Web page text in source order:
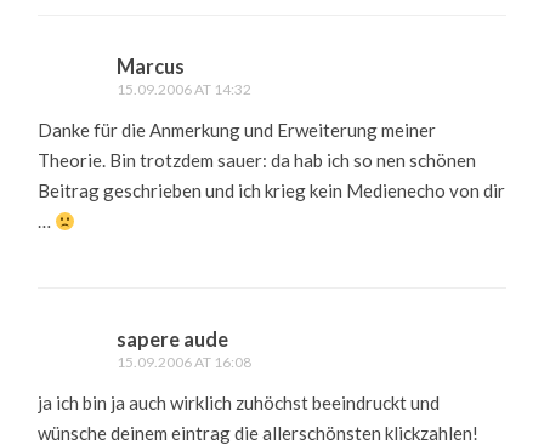
Marcus
15.09.2006 AT 14:32
Danke für die Anmerkung und Erweiterung meiner
Theorie. Bin trotzdem sauer: da hab ich so nen schönen
Beitrag geschrieben und ich krieg kein Medienecho von dir
…
sapere aude
15.09.2006 AT 16:08
ja ich bin ja auch wirklich zuhöchst beeindruckt und
wünsche deinem eintrag die allerschönsten klickzahlen!